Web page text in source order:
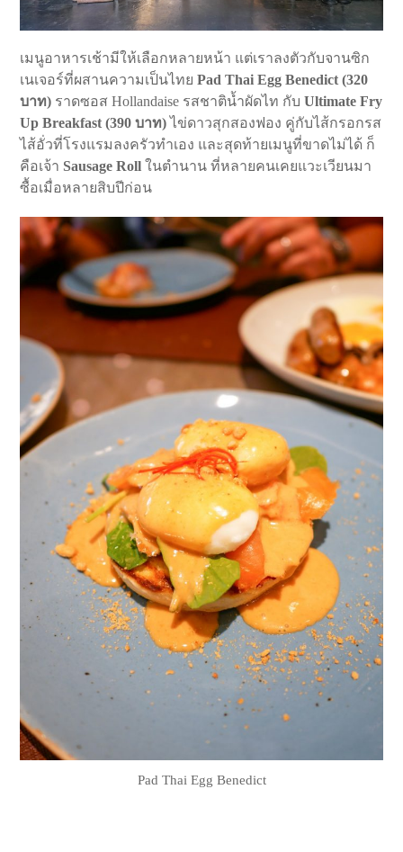
เมนูอาหารเช้ามีให้เลือกหลายหน้า แต่เราลงตัวกับจานซิก
เนเจอร์ที่ผสานความเป็นไทยPad Thai Egg Benedict (320
บาท) ราดซอส Hollandaise รสชาติน้ำผัดไท กับUltimate Fry
Up Breakfast (390 บาท)ไข่ดาวสุกสองฟอง คู่กับไส้กรอกรส
ไส้อั่วที่โรงแรมลงครัวทำเอง และสุดท้ายเมนูที่ขาดไม่ได้ ก็
คือเจ้า Sausage Roll ในตำนาน ที่หลายคนเคยแวะเวียนมา
ซื้อเมื่อหลายสิบปีก่อน
Pad Thai Egg Benedict